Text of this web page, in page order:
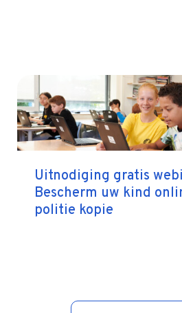
Uitnodiging gratis
Bescherm uw kind
politie kopie